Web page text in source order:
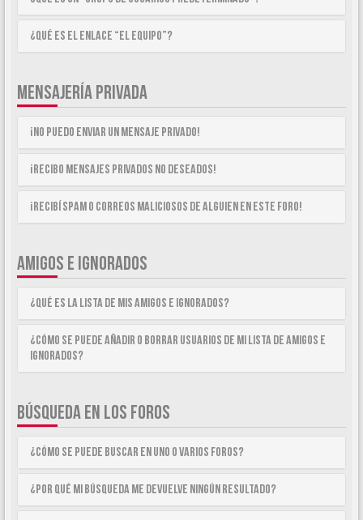
¿Qué es el enlace “El equipo”?
MENSAJERÍA PRIVADA
¡No puedo enviar un mensaje privado!
¡Recibo mensajes privados no deseados!
¡Recibí spam o correos maliciosos de alguien en este foro!
AMIGOS E IGNORADOS
¿Qué es la lista de Mis Amigos e Ignorados?
¿Cómo se puede añadir o borrar usuarios de mi lista de Amigos e
Ignorados?
BÚSQUEDA EN LOS FOROS
¿Cómo se puede buscar en uno o varios foros?
¿Por qué mi búsqueda me devuelve ningún resultado?